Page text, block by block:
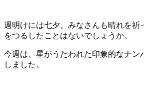
週明けには七夕。みなさんも晴れを祈
をつるしたことはないでしょうか。
今週は、星がうたわれた印象的なナン
しました。